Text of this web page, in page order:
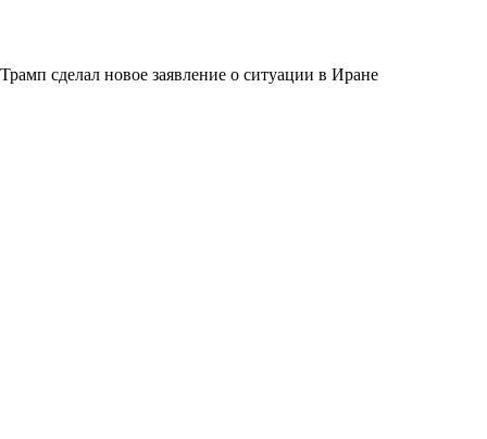
Трамп сделал новое заявление о ситуации в Иране